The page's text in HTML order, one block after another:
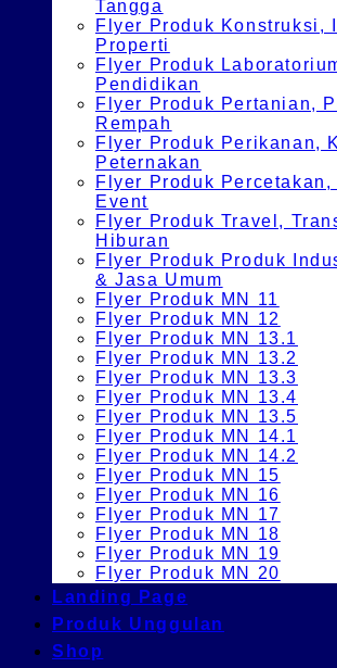
Tangga
Flyer Produk Konstruksi,
Properti
Flyer Produk
Pendidikan
Flyer Produk Pertanian,
Rempah
Flyer Produk Perikanan,
Peternakan
Flyer Produk Percetakan,
Event
Flyer Produk Travel,
Hiburan
Flyer Produk Produk
& Jasa Umum
Flyer Produk MN 11
Flyer Produk MN 12
Flyer Produk MN 13.1
Flyer Produk MN 13.2
Flyer Produk MN 13.3
Flyer Produk MN 13.4
Flyer Produk MN 13.5
Flyer Produk MN 14.1
Flyer Produk MN 14.2
Flyer Produk MN 15
Flyer Produk MN 16
Flyer Produk MN 17
Flyer Produk MN 18
Flyer Produk MN 19
Flyer Produk MN 20
Landing Page
Produk Unggulan
Shop